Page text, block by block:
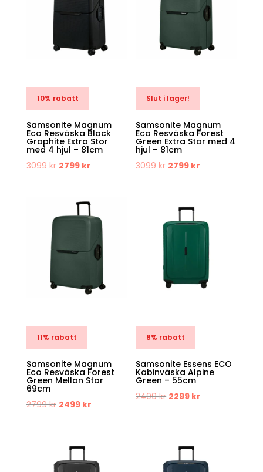
10% rabatt
Samsonite Magnum
Eco Resväska Black
Graphite Extra Stor
med 4 hjul – 81cm
3099kr Det
2799 krDet
är:
2799 kr.
Slut i lager!
Samsonite Magnum
Eco Resväska Forest
Green Extra Stor med 4
hjul – 81cm
3099kr Det
var:
3099 kr.
2799 kr
2799 kr.
11% rabatt
Samsonite Magnum
Eco Resväska Forest
Green Mellan Stor
69cm
2799kr Det
var:
2799 kr.
2499 krDet
2499 kr.
8% rabatt
Samsonite Essens ECO
Kabinväska Alpine
Green – 55cm
2499kr Det
2299 kr